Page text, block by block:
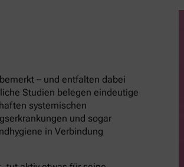
– und entfalten dabei
Studien belegen eindeutige
systemischen
und sogar
in Verbindung